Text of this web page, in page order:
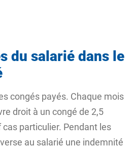
du salarié dans le
congés payés. Chaque mois
droit à un congé de 2,5
cas particulier. Pendant les
au salarié une indemnité